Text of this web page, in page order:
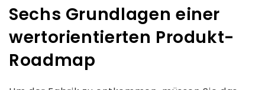
Sechs Grundlagen einer
wertorientierten Produkt-
Roadmap